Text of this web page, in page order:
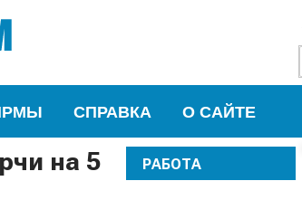
СПРАВКА О САЙТЕ
на 5
РАБОТА